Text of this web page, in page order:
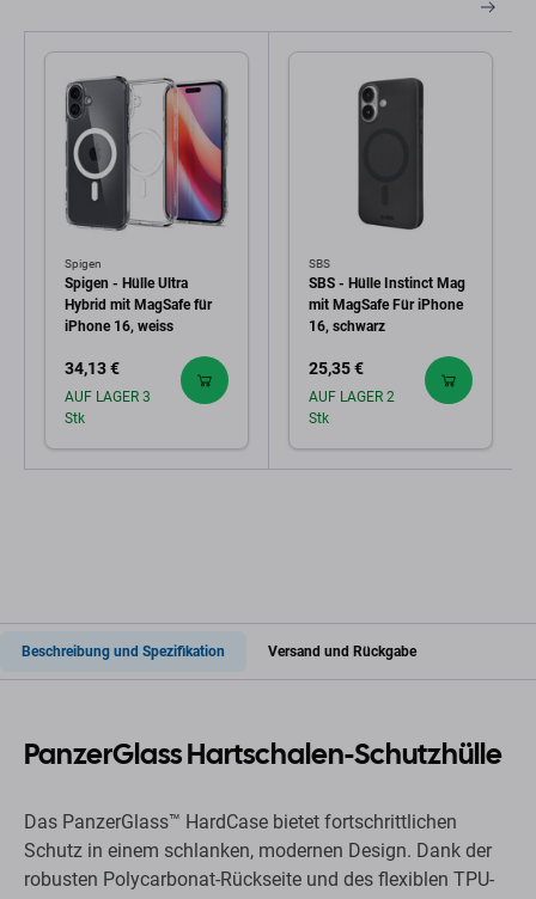
Spigen
Spigen - Hülle Ultra
Hybrid mit MagSafe für
iPhone 16, weiss
34,13 €
AUF LAGER 3
Stk
SBS
SBS - Hülle Instinct Mag
mit MagSafe Für iPhone
16, schwarz
25,35 €
AUF LAGER 2
Stk
Beschreibung und Spezifikation Versand und Rückgabe
PanzerGlass Hartschalen-Schutzhülle
Das PanzerGlass™ HardCase bietet fortschrittlichen
Schutz in einem schlanken, modernen Design. Dank der
robusten Polycarbonat-Rückseite und des flexiblen TPU-